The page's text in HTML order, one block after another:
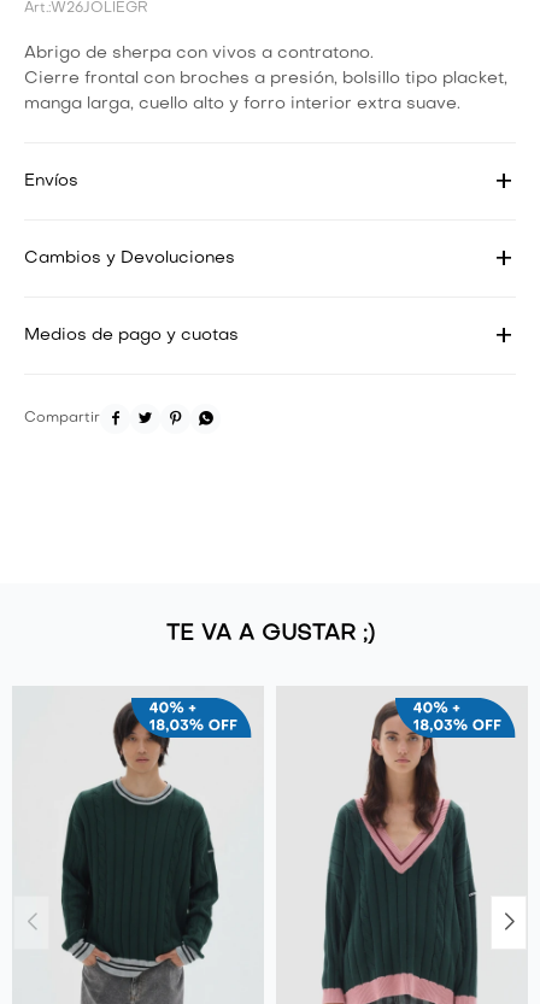
W26JOLIEGR
Abrigo de sherpa con vivos a contratono.
Cierre frontal con broches a presión, bolsillo tipo placket,
manga larga, cuello alto y forro interior extra suave.
Envíos
Cambios y Devoluciones
Medios de pago y cuotas
   
TE VA A GUSTAR ;)